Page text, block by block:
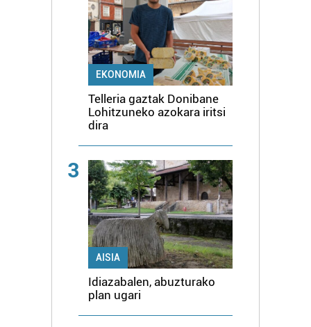
EKONOMIA
Telleria gaztak Donibane
Lohitzuneko azokara iritsi
dira
3
AISIA
Idiazabalen, abuzturako
plan ugari